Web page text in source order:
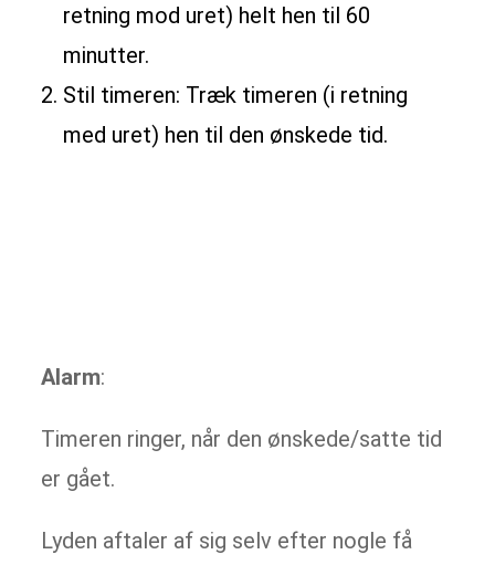
retning mod uret) helt hen til 60
minutter.
Stil timeren: Træk timeren (i retning
med uret) hen til den ønskede tid.
Alarm:
Timeren ringer, når den ønskede/satte tid
er gået.
Lyden aftaler af sig selv efter nogle få